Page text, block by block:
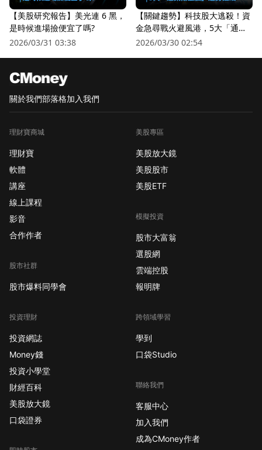
【美股研究報告】美光連 6 黑，
是時候進場撿便宜了嗎?
2026/03/31 03:38
【關鍵趨勢】科技股大逃殺！資
金急尋戰火避風港，5大「通訊
衛星股」逆勢狂飆
2026/03/30 02:54
關於我們部落格加入我們
理財寶商城
理財寶
軟體
講座
線上課程
影音
合作作者
股市社群
股市爆料同學會
投資理財
投資網誌
Money錢
投資小學堂
財經百科
美股放大鏡
口袋證券
美股專區
美股放大鏡
美股股市
美股ETF
模擬投資
股市大富翁
選股網
雲端控股
報明牌
跨領域學習
學到
口袋Studio
聯絡我們
客服中心
加入我們
成為CMoney作者